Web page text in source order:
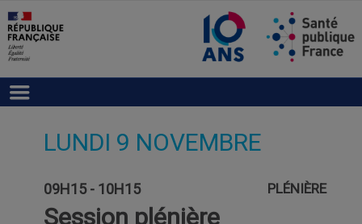
LUNDI 9 NOVEMBRE
09H15 - 10H15 PLÉNIÈRE
Session plénière